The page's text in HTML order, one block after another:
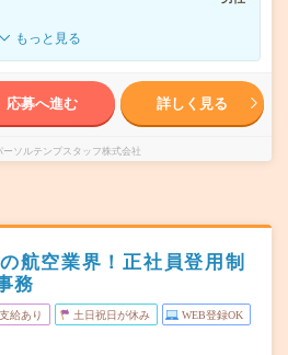
もっと見る
応募へ進む 詳しく見る
ーソルテンプスタッフ株式会社
航空業界！正社員登用制
務
給あり 土日祝日が休み WEB登録OK